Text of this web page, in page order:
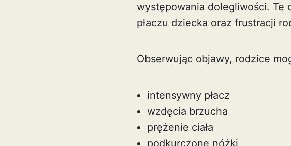
występowania dolegliwości.
płaczu dziecka oraz frustracji
Obserwując objawy, rodzice
intensywny płacz
wzdęcia brzucha
prężenie ciała
podkurczone nóżki